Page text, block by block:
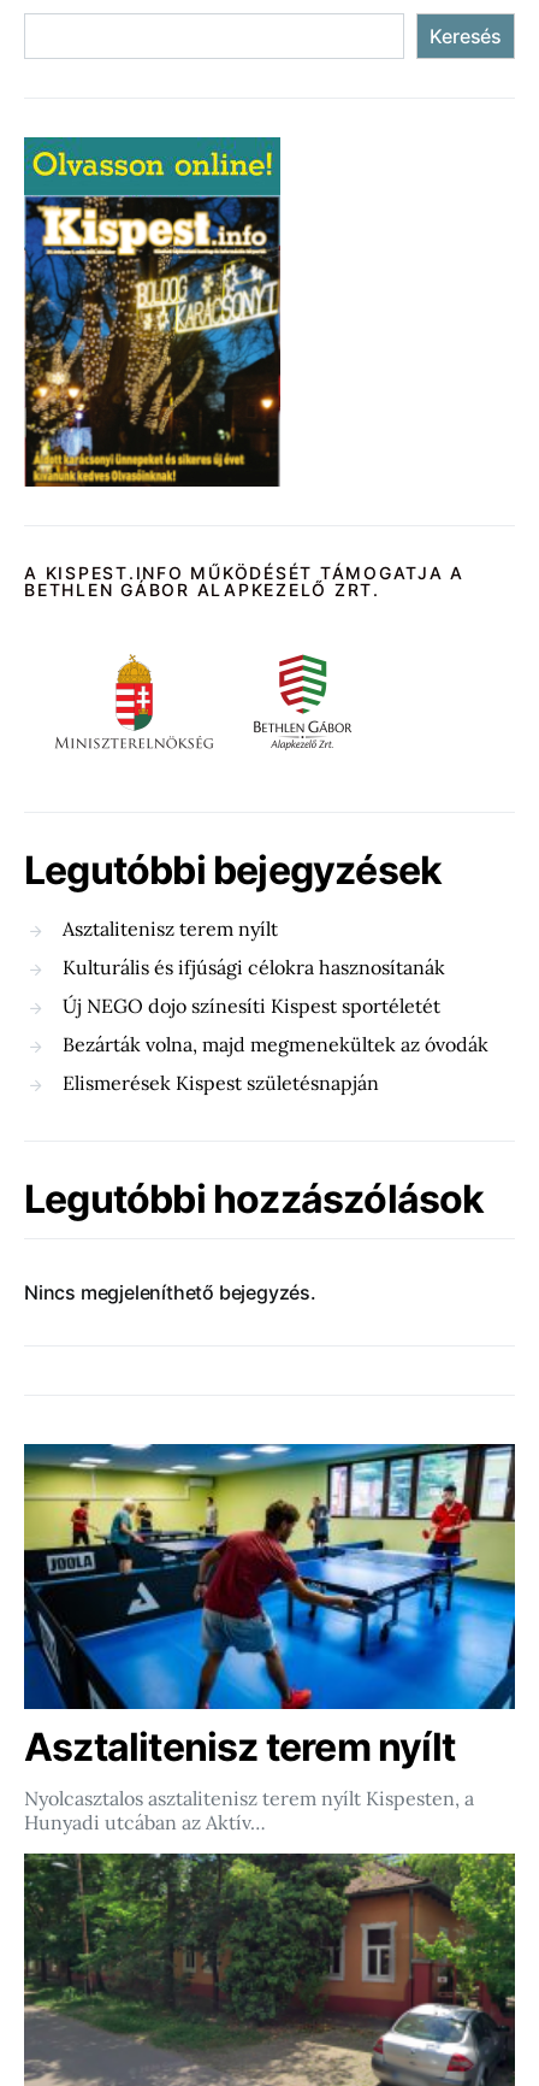
Keresés
A KISPEST.INFO MŰKÖDÉSÉT TÁMOGATJA A
BETHLEN GÁBOR ALAPKEZELŐ ZRT.
Legutóbbi bejegyzések
Asztalitenisz terem nyílt
Kulturális és ifjúsági célokra hasznosítanák
Új NEGO dojo színesíti Kispest sportéletét
Bezárták volna, majd megmenekültek az óvodák
Elismerések Kispest születésnapján
Legutóbbi hozzászólások
Nincs megjeleníthető bejegyzés.
Asztalitenisz terem nyílt
Nyolcasztalos asztalitenisz terem nyílt Kispesten, a
Hunyadi utcában az Aktív…